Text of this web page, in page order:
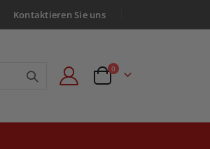
Kontaktieren Sie uns
Angebotsanfrage
0 Artikel